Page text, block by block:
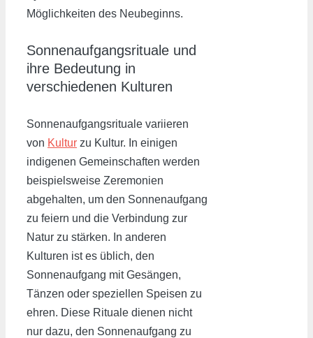
Möglichkeiten des Neubeginns.
Sonnenaufgangsrituale und
ihre Bedeutung in
verschiedenen Kulturen
Sonnenaufgangsrituale variieren
von Kultur zu Kultur. In einigen
indigenen Gemeinschaften werden
beispielsweise Zeremonien
abgehalten, um den Sonnenaufgang
zu feiern und die Verbindung zur
Natur zu stärken. In anderen
Kulturen ist es üblich, den
Sonnenaufgang mit Gesängen,
Tänzen oder speziellen Speisen zu
ehren. Diese Rituale dienen nicht
nur dazu, den Sonnenaufgang zu